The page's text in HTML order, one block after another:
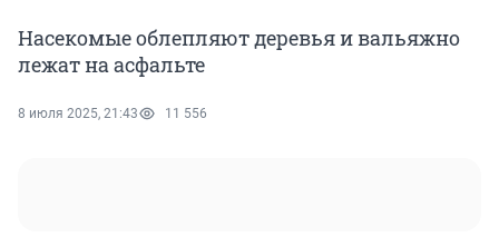
Насекомые облепляют деревья и вальяжно
лежат на асфальте
8 июля 2025, 21:43 11 556